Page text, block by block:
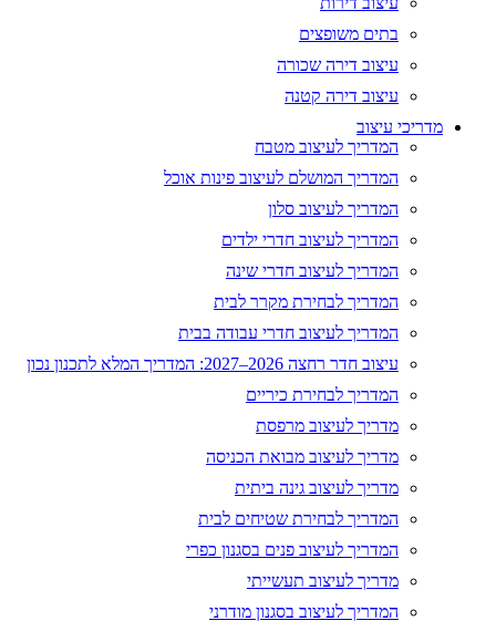
בתים משופצים
עיצוב דירה שכורה
עיצוב דירה קטנה
מדריכי עיצוב
המדריך לעיצוב מטבח
המדריך המושלם לעיצוב פינות אוכל
המדריך לעיצוב סלון
המדריך לעיצוב חדרי ילדים
המדריך לעיצוב חדרי שינה
המדריך לבחירת מקרר לבית
המדריך לעיצוב חדרי עבודה בבית
עיצוב חדר רחצה 2026–2027: המדריך המלא לתכנון נכון
המדריך לבחירת כיריים
מדריך לעיצוב מרפסת
מדריך לעיצוב מבואת הכניסה
מדריך לעיצוב גינה ביתית
המדריך לבחירת שטיחים לבית
המדריך לעיצוב פנים בסגנון כפרי
מדריך לעיצוב תעשייתי
המדריך לעיצוב בסגנון מודרני